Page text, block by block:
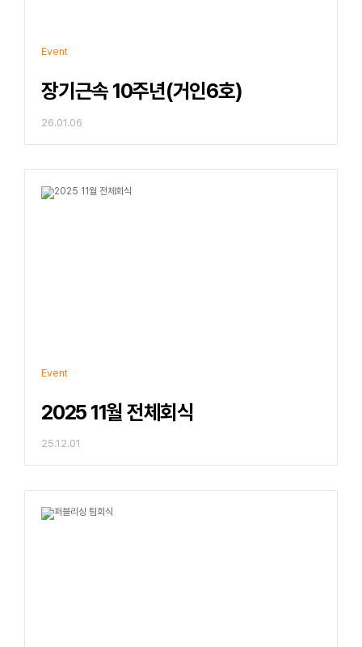
Event
장기근속 10주년(거인6호)
26.01.06
Event
2025 11월 전체회식
25.12.01